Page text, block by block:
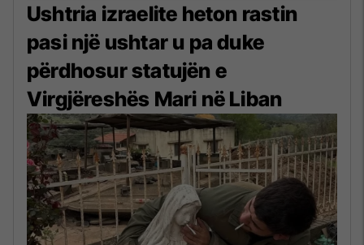
Ushtria izraelite heton rastin
pasi një ushtar u pa duke
përdhosur statujën e
Virgjëreshës Mari në Liban